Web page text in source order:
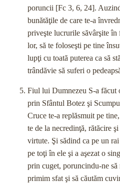
poruncii [Fc 3, 6, 24].
bunătăţile de care te-a
priveşte lucrurile săvârşite în
lor, să te foloseşti pe tine
lupţi cu toată puterea ca să
trândăvie să suferi o
Fiul lui Dumnezeu S-a făcut
prin Sfântul Botez şi
Cruce te-a replăsmuit pe
te de la necredinţă, rătăcire
virtute. Şi sădind ca pe un
pe toţi în ele şi a aşezat o
prin cuget, poruncindu-ne
primim sfat şi să căutăm